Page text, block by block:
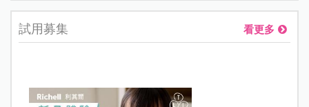
試用募集 看更多